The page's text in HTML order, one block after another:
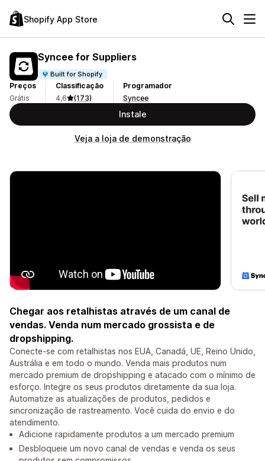
Shopify App Store
Syncee for Suppliers
Built for Shopify
Preços
Grátis
Classificação
4,6
(173)
Programador
Syncee
Instale
Veja a loja de demonstração
Chegar aos retalhistas através de um canal de
vendas. Venda num mercado grossista e de
dropshipping.
Conecte-se com retalhistas nos EUA, Canadá, UE, Reino Unido,
Austrália e em todo o mundo. Venda mais produtos num
mercado premium de dropshipping e atacado com o mínimo de
esforço. Integre os seus produtos diretamente da sua loja.
Automatize as atualizações de produtos, pedidos e
sincronização de rastreamento. Você cuida do envio e do
atendimento.
Adicione rapidamente produtos a um mercado premium
Desbloqueie um novo canal de vendas e venda os seus